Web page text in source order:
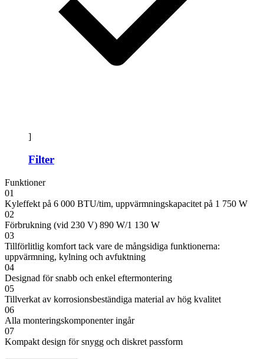
]
Filter
Funktioner
01
Kyleffekt på 6 000 BTU/tim, uppvärmningskapacitet på 1 750 W
02
Förbrukning (vid 230 V) 890 W/1 130 W
03
Tillförlitlig komfort tack vare de mångsidiga funktionerna:
uppvärmning, kylning och avfuktning
04
Designad för snabb och enkel eftermontering
05
Tillverkat av korrosionsbeständiga material av hög kvalitet
06
Alla monteringskomponenter ingår
07
Kompakt design för snygg och diskret passform